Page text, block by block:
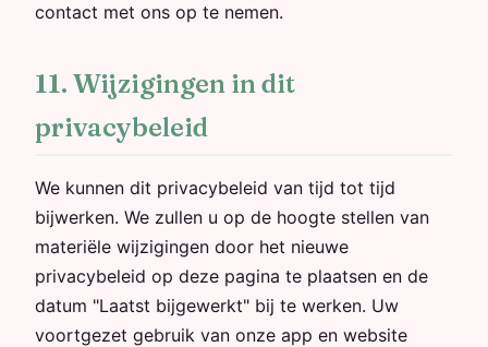
contact met ons op te nemen.
11. Wijzigingen in dit
privacybeleid
We kunnen dit privacybeleid van tijd tot tijd
bijwerken. We zullen u op de hoogte stellen van
materiële wijzigingen door het nieuwe
privacybeleid op deze pagina te plaatsen en de
datum "Laatst bijgewerkt" bij te werken. Uw
voortgezet gebruik van onze app en website